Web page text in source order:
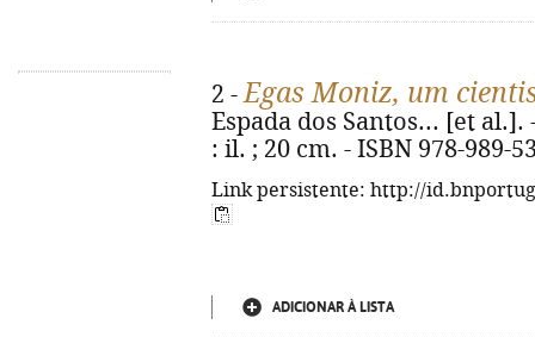
2 -Egas Moniz, um
Espada dos Santos... [et al.].
: il. ; 20 cm. - ISBN 978-989-
Link persistente: http://
ADICIONAR À LISTA